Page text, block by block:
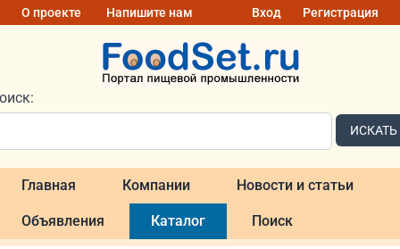
О проекте Напишите нам Вход Регистрация
ИСКАТЬ
Главная Компании Новости и статьи
Объявления Каталог Поиск